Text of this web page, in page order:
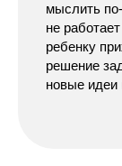
мыслить
не
ребенку
решение
новые идеи